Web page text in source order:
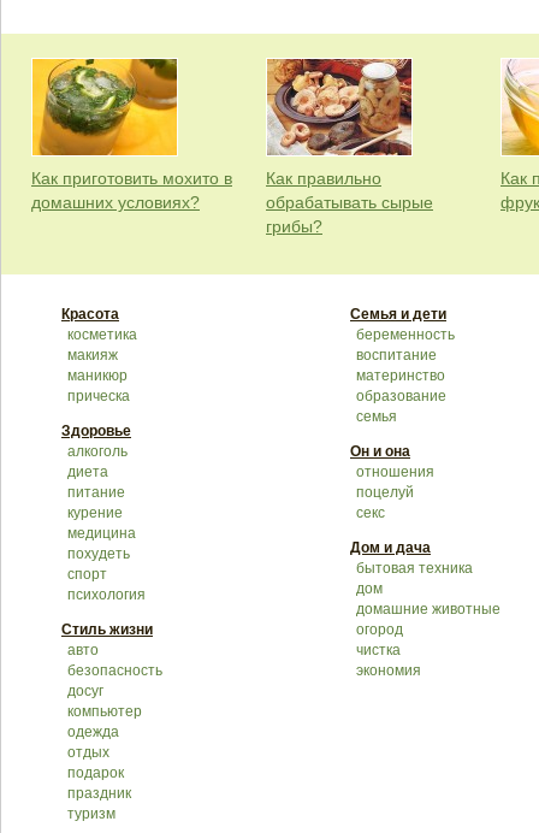
Как приготовить мохито в
домашних условиях?
Как правильно
обрабатывать сырые
грибы?
Как
Красота
косметика
макияж
маникюр
прическа
Здоровье
алкоголь
диета
питание
курение
медицина
похудеть
спорт
психология
Стиль жизни
авто
безопасность
досуг
компьютер
одежда
отдых
подарок
праздник
туризм
Семья и дети
беременность
воспитание
материнство
образование
семья
Он и она
отношения
поцелуй
секс
Дом и дача
бытовая техника
дом
домашние животные
огород
чистка
экономия